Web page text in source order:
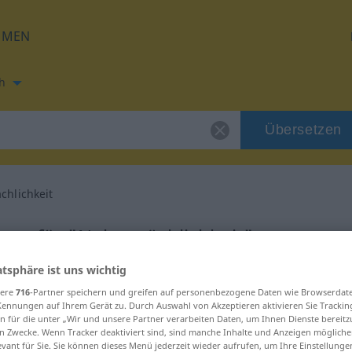
Übersetzen
für "Nebensächlichkeit"
Übersetzung
ist uns wichtig
716-Partner speichern und greifen auf personenbezogene Daten wie
auf Ihrem Gerät zu. Durch Auswahl von Akzeptieren aktivieren Sie
für die unter „Wir und unsere Partner verarbeiten Daten, um Ihnen Dienste
Zwecke. Wenn Tracker deaktiviert sind, sind manche Inhalte und Anzeigen
für Sie. Sie können dieses Menü jederzeit wieder aufrufen, um Ihre